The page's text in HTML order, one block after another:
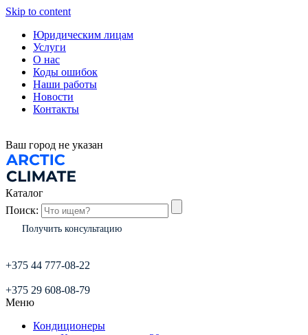
Skip to content
Юридическим лицам
Услуги
О нас
Коды ошибок
Наши работы
Новости
Контакты
Ваш город не указан
Каталог
Поиск:
Получить консультацию
+375 44 777-08-22
+375 29 608-08-79
Меню
Кондиционеры